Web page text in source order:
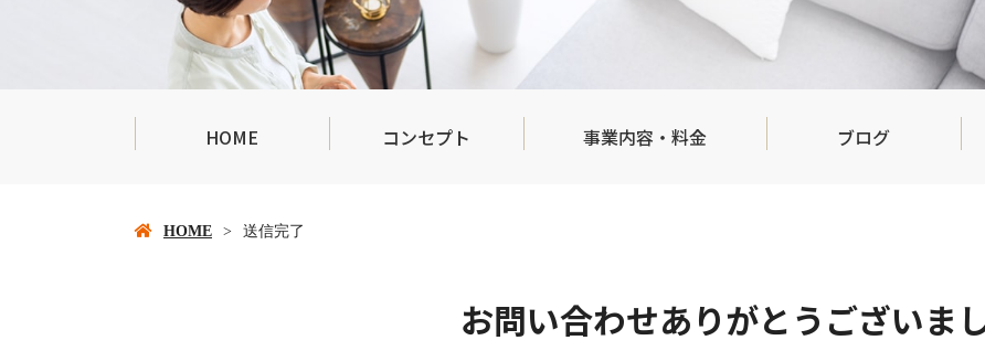
HOME コンセプト 事業内容・料金 ブログ
HOME 送信完了
お問い合わせありがとうございま